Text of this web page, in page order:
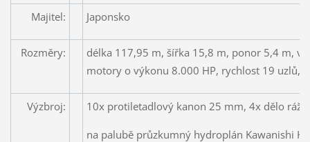
Majitel: Japonsko
Rozměry:
délka 117,95 m, šířka 15,8 m, ponor 5,4 m,
motory o výkonu 8.000 HP, rychlost 19 uzlů,
Výzbroj: 10x protiletadlový kanon 25 mm, 4x dělo
na palubě průzkumný hydroplán Kawanishi